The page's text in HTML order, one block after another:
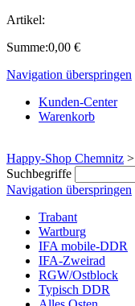
Artikel:
Summe:0,00 €
Navigation überspringen
Kunden-Center
Warenkorb
Happy-Shop Chemnitz >
Suchbegriffe
Navigation überspringen
Trabant
Wartburg
IFA mobile-DDR
IFA-Zweirad
RGW/Ostblock
Typisch DDR